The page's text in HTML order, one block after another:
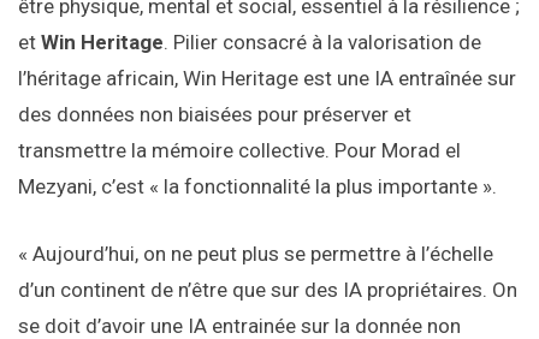
être physique, mental et social, essentiel à la résilience ;
et Win Heritage. Pilier consacré à la valorisation de
l’héritage africain, Win Heritage est une IA entraînée sur
des données non biaisées pour préserver et
transmettre la mémoire collective. Pour Morad el
Mezyani, c’est « la fonctionnalité la plus importante ».
« Aujourd’hui, on ne peut plus se permettre à l’échelle
d’un continent de n’être que sur des IA propriétaires. On
se doit d’avoir une IA entrainée sur la donnée non